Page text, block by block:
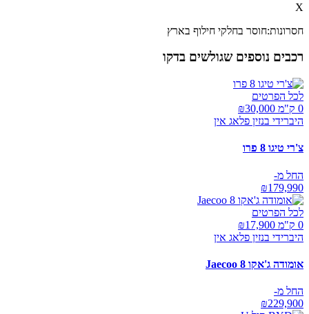
X
חסרונות:חוסר בחלקי חילוף בארץ
רכבים נוספים שגולשים בדקו
לכל הפרטים
0 ק"מ ₪
30,000
היברידי בנזין פלאג אין
צ'רי טיגו 8 פרו
החל מ-
₪179,990
לכל הפרטים
0 ק"מ ₪
17,900
היברידי בנזין פלאג אין
אומודה ג'אקו Jaecoo 8
החל מ-
₪229,900